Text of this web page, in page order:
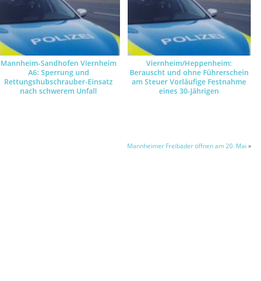
Mannheim-Sandhofen Viernheim
A6: Sperrung und
Rettungshubschrauber-Einsatz
nach schwerem Unfall
Viernheim/Heppenheim:
Berauscht und ohne Führerschein
am Steuer Vorläufige Festnahme
eines 30-Jährigen
Mannheimer Freibäder öffnen am 20. Mai »